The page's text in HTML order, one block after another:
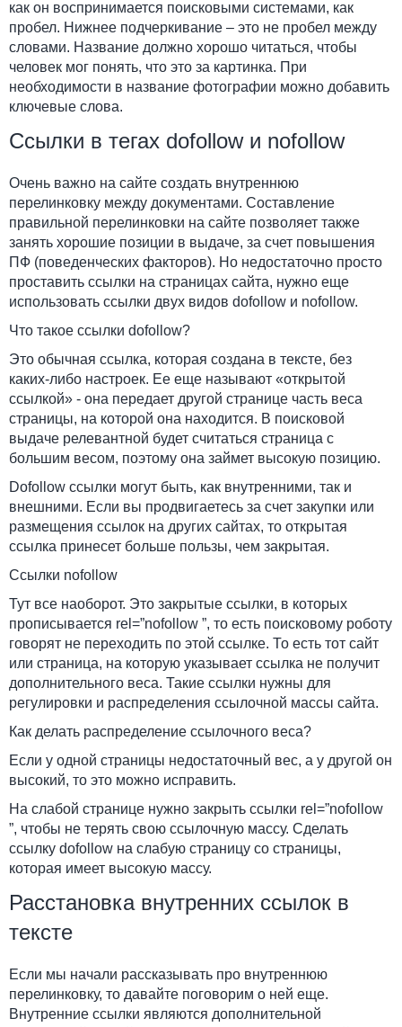
как он воспринимается поисковыми системами, как
пробел. Нижнее подчеркивание – это не пробел между
словами. Название должно хорошо читаться, чтобы
человек мог понять, что это за картинка. При
необходимости в название фотографии можно добавить
ключевые слова.
Ссылки в тегах dofollow и nofollow
Очень важно на сайте создать внутреннюю
перелинковку между документами. Составление
правильной перелинковки на сайте позволяет также
занять хорошие позиции в выдаче, за счет повышения
ПФ (поведенческих факторов). Но недостаточно просто
проставить ссылки на страницах сайта, нужно еще
использовать ссылки двух видов dofollow и nofollow.
Что такое ссылки dofollow?
Это обычная ссылка, которая создана в тексте, без
каких-либо настроек. Ее еще называют «открытой
ссылкой» - она передает другой странице часть веса
страницы, на которой она находится. В поисковой
выдаче релевантной будет считаться страница с
большим весом, поэтому она займет высокую позицию.
Dofollow ссылки могут быть, как внутренними, так и
внешними. Если вы продвигаетесь за счет закупки или
размещения ссылок на других сайтах, то открытая
ссылка принесет больше пользы, чем закрытая.
Ссылки nofollow
Тут все наоборот. Это закрытые ссылки, в которых
прописывается rel=”nofollow ”, то есть поисковому роботу
говорят не переходить по этой ссылке. То есть тот сайт
или страница, на которую указывает ссылка не получит
дополнительного веса. Такие ссылки нужны для
регулировки и распределения ссылочной массы сайта.
Как делать распределение ссылочного веса?
Если у одной страницы недостаточный вес, а у другой он
высокий, то это можно исправить.
На слабой странице нужно закрыть ссылки rel=”nofollow
”, чтобы не терять свою ссылочную массу. Сделать
ссылку dofollow на слабую страницу со страницы,
которая имеет высокую массу.
Расстановка внутренних ссылок в
тексте
Если мы начали рассказывать про внутреннюю
перелинковку, то давайте поговорим о ней еще.
Внутренние ссылки являются дополнительной